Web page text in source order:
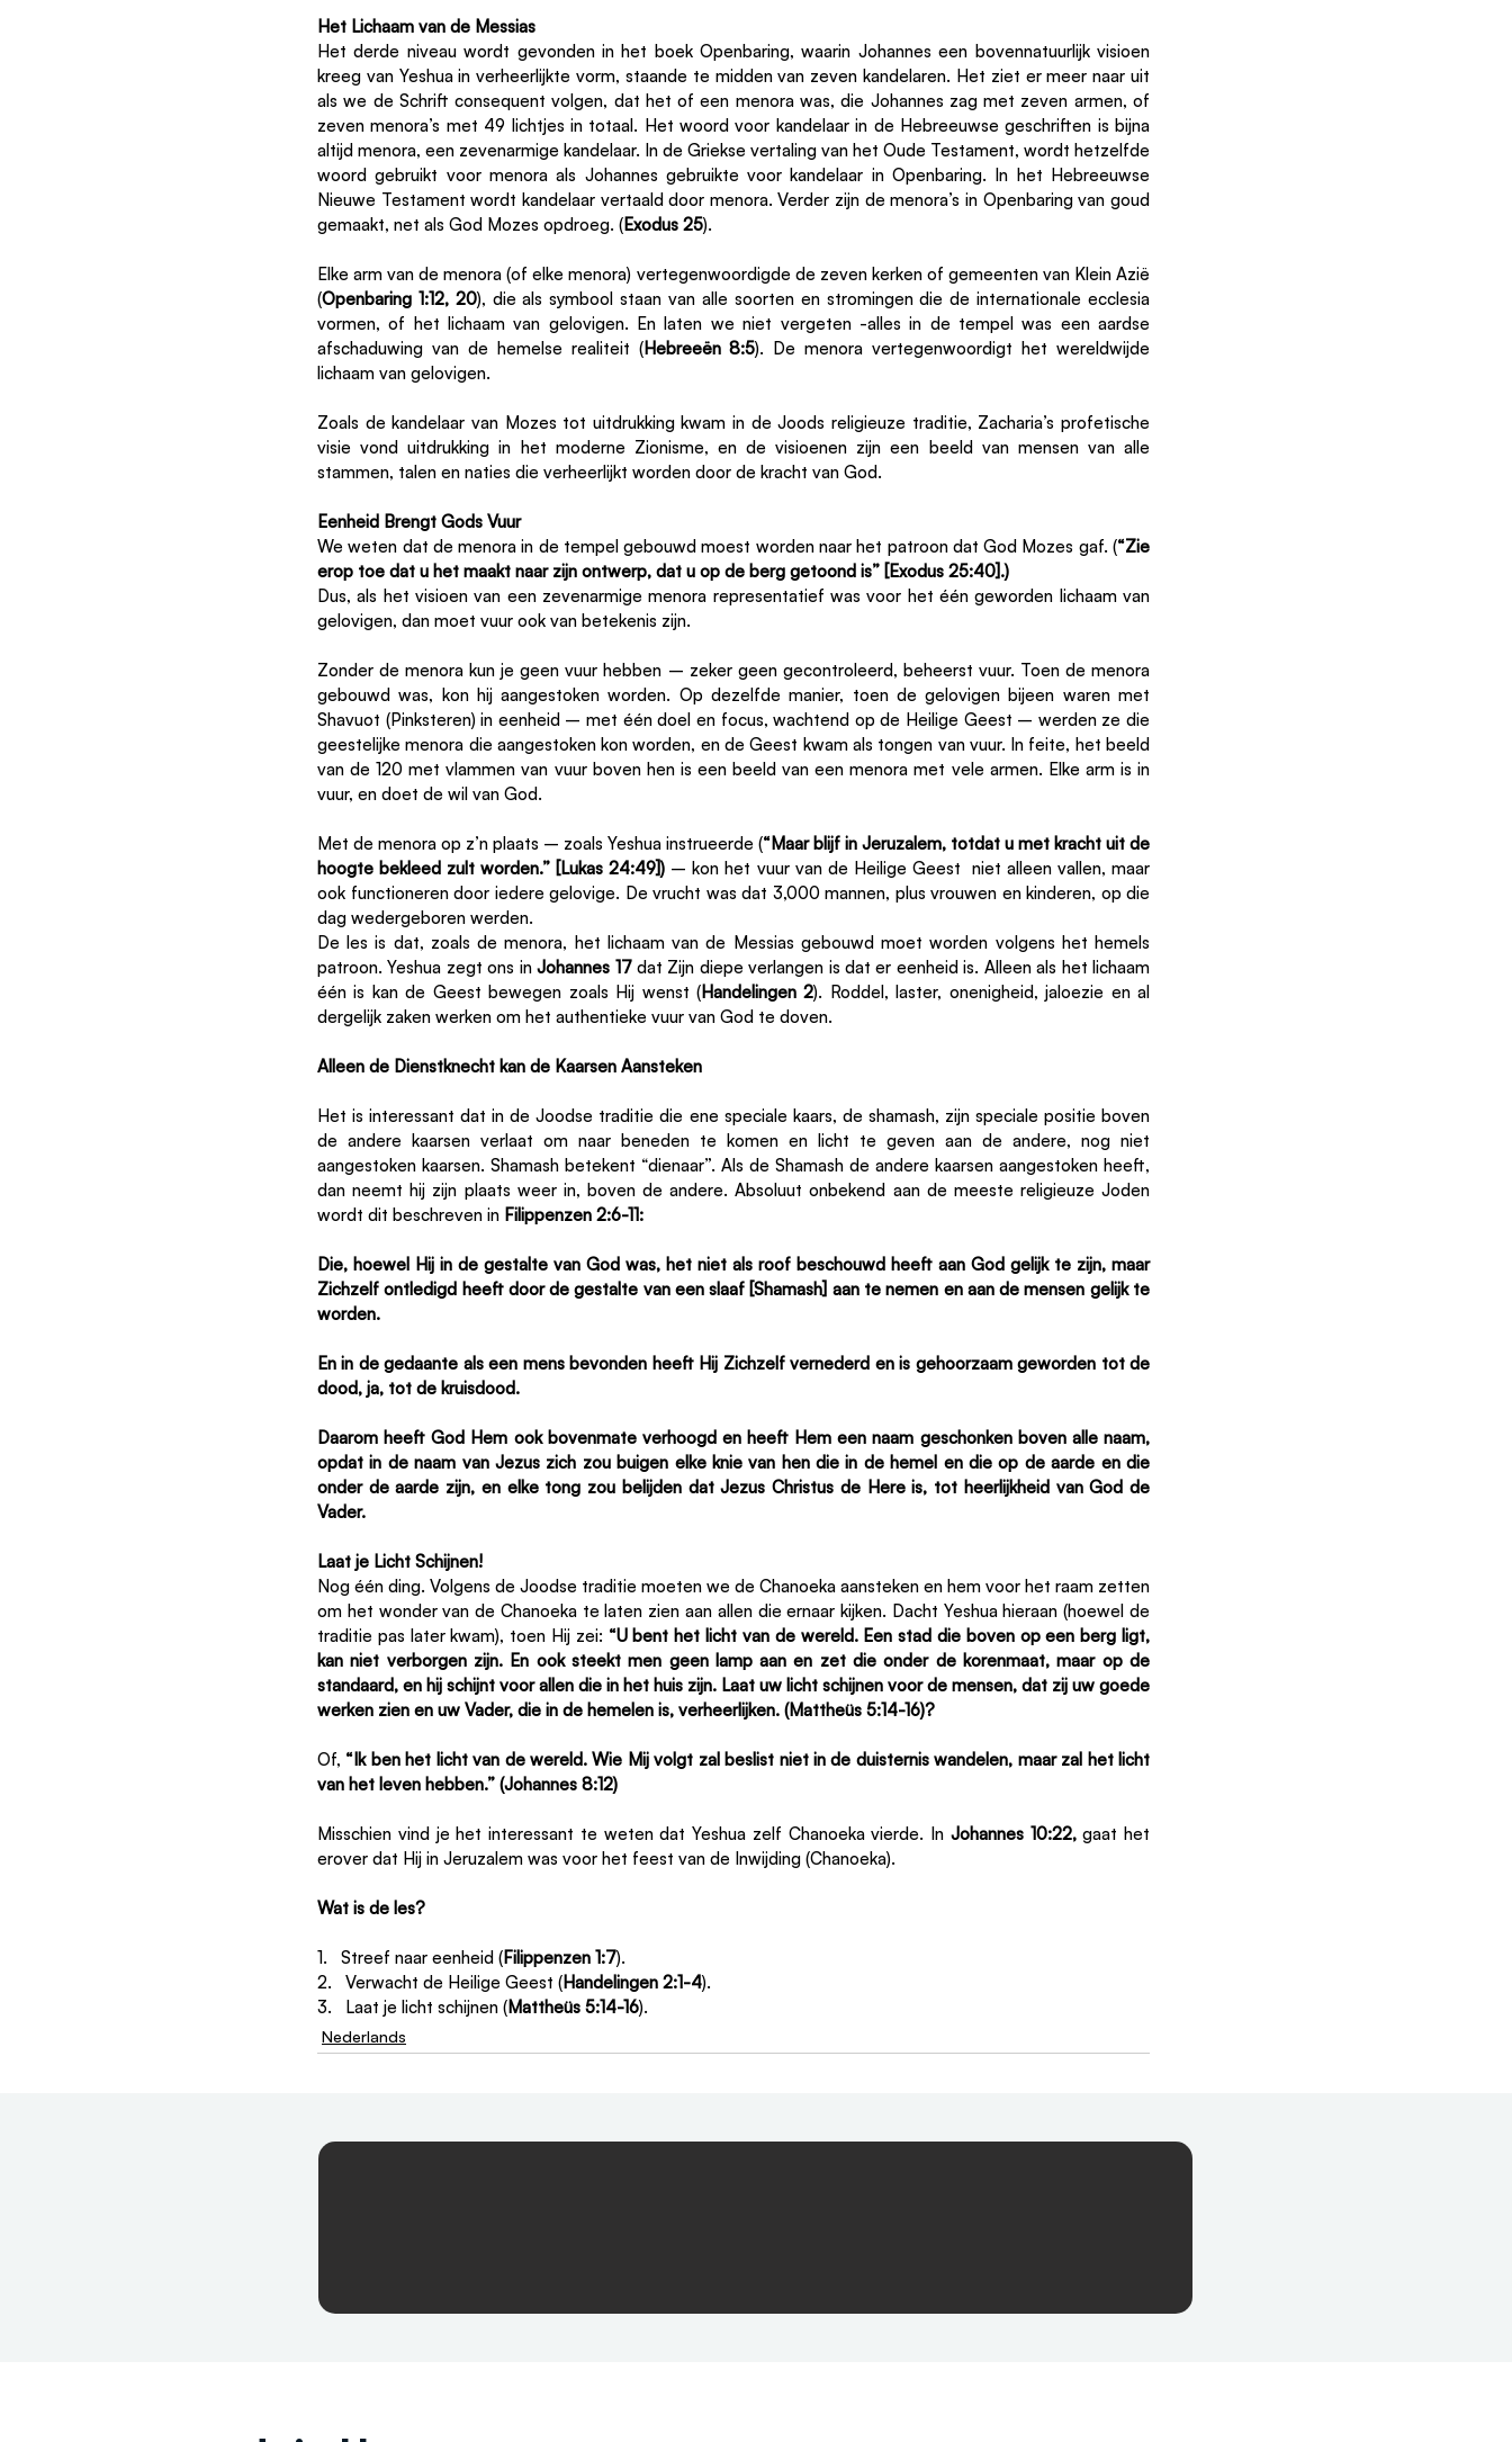
Het Lichaam van de Messias
Het derde niveau wordt gevonden in het boek Openbaring, waarin Johannes een bovennatuurlijk visioen
kreeg van Yeshua in verheerlijkte vorm, staande te midden van zeven kandelaren. Het ziet er meer naar uit
als we de Schrift consequent volgen, dat het of een menora was, die Johannes zag met zeven armen, of
zeven menora’s met 49 lichtjes in totaal. Het woord voor kandelaar in de Hebreeuwse geschriften is bijna
altijd menora, een zevenarmige kandelaar. In de Griekse vertaling van het Oude Testament, wordt hetzelfde
woord gebruikt voor menora als Johannes gebruikte voor kandelaar in Openbaring. In het Hebreeuwse
Nieuwe Testament wordt kandelaar vertaald door menora. Verder zijn de menora’s in Openbaring van goud
gemaakt, net als God Mozes opdroeg. (Exodus 25).
Elke arm van de menora (of elke menora) vertegenwoordigde de zeven kerken of gemeenten van Klein Azië
(Openbaring 1:12, 20), die als symbool staan van alle soorten en stromingen die de internationale ecclesia
vormen, of het lichaam van gelovigen. En laten we niet vergeten -alles in de tempel was een aardse
afschaduwing van de hemelse realiteit (Hebreeën 8:5). De menora vertegenwoordigt het wereldwijde
lichaam van gelovigen.
Zoals de kandelaar van Mozes tot uitdrukking kwam in de Joods religieuze traditie, Zacharia’s profetische
visie vond uitdrukking in het moderne Zionisme, en de visioenen zijn een beeld van mensen van alle
stammen, talen en naties die verheerlijkt worden door de kracht van God.
Eenheid Brengt Gods Vuur
We weten dat de menora in de tempel gebouwd moest worden naar het patroon dat God Mozes gaf. (“Zie
erop toe dat u het maakt naar zijn ontwerp, dat u op de berg getoond is” [Exodus 25:40].)
Dus, als het visioen van een zevenarmige menora representatief was voor het één geworden lichaam van
gelovigen, dan moet vuur ook van betekenis zijn.
Zonder de menora kun je geen vuur hebben – zeker geen gecontroleerd, beheerst vuur. Toen de menora
gebouwd was, kon hij aangestoken worden. Op dezelfde manier, toen de gelovigen bijeen waren met
Shavuot (Pinksteren) in eenheid – met één doel en focus, wachtend op de Heilige Geest – werden ze die
geestelijke menora die aangestoken kon worden, en de Geest kwam als tongen van vuur. In feite, het beeld
van de 120 met vlammen van vuur boven hen is een beeld van een menora met vele armen. Elke arm is in
vuur, en doet de wil van God.
Met de menora op z’n plaats – zoals Yeshua instrueerde (“Maar blijf in Jeruzalem, totdat u met kracht uit de
hoogte bekleed zult worden.” [Lukas 24:49]) – kon het vuur van de Heilige Geest  niet alleen vallen, maar
ook functioneren door iedere gelovige. De vrucht was dat 3,000 mannen, plus vrouwen en kinderen, op die
dag wedergeboren werden.
De les is dat, zoals de menora, het lichaam van de Messias gebouwd moet worden volgens het hemels
patroon. Yeshua zegt ons in Johannes 17 dat Zijn diepe verlangen is dat er eenheid is. Alleen als het lichaam
één is kan de Geest bewegen zoals Hij wenst (Handelingen 2). Roddel, laster, onenigheid, jaloezie en al
dergelijk zaken werken om het authentieke vuur van God te doven.
Alleen de Dienstknecht kan de Kaarsen Aansteken
Het is interessant dat in de Joodse traditie die ene speciale kaars, de shamash, zijn speciale positie boven
de andere kaarsen verlaat om naar beneden te komen en licht te geven aan de andere, nog niet
aangestoken kaarsen. Shamash betekent “dienaar”. Als de Shamash de andere kaarsen aangestoken heeft,
dan neemt hij zijn plaats weer in, boven de andere. Absoluut onbekend aan de meeste religieuze Joden
wordt dit beschreven in Filippenzen 2:6-11:
Die, hoewel Hij in de gestalte van God was, het niet als roof beschouwd heeft aan God gelijk te zijn, maar
Zichzelf ontledigd heeft door de gestalte van een slaaf [Shamash] aan te nemen en aan de mensen gelijk te
worden.
En in de gedaante als een mens bevonden heeft Hij Zichzelf vernederd en is gehoorzaam geworden tot de
dood, ja, tot de kruisdood.
Daarom heeft God Hem ook bovenmate verhoogd en heeft Hem een naam geschonken boven alle naam,
opdat in de naam van Jezus zich zou buigen elke knie van hen die in de hemel en die op de aarde en die
onder de aarde zijn, en elke tong zou belijden dat Jezus Christus de Here is, tot heerlijkheid van God de
Vader.
Laat je Licht Schijnen!
Nog één ding. Volgens de Joodse traditie moeten we de Chanoeka aansteken en hem voor het raam zetten
om het wonder van de Chanoeka te laten zien aan allen die ernaar kijken. Dacht Yeshua hieraan (hoewel de
traditie pas later kwam), toen Hij zei: “U bent het licht van de wereld. Een stad die boven op een berg ligt,
kan niet verborgen zijn. En ook steekt men geen lamp aan en zet die onder de korenmaat, maar op de
standaard, en hij schijnt voor allen die in het huis zijn. Laat uw licht schijnen voor de mensen, dat zij uw goede
werken zien en uw Vader, die in de hemelen is, verheerlijken. (Mattheüs 5:14-16)?
Of, “Ik ben het licht van de wereld. Wie Mij volgt zal beslist niet in de duisternis wandelen, maar zal het licht
van het leven hebben.” (Johannes 8:12)
Misschien vind je het interessant te weten dat Yeshua zelf Chanoeka vierde. In Johannes 10:22, gaat het
erover dat Hij in Jeruzalem was voor het feest van de Inwijding (Chanoeka).
Wat is de les?
1.   Streef naar eenheid (Filippenzen 1:7).
2.   Verwacht de Heilige Geest (Handelingen 2:1-4).
3.   Laat je licht schijnen (Mattheüs 5:14-16).
Nederlands